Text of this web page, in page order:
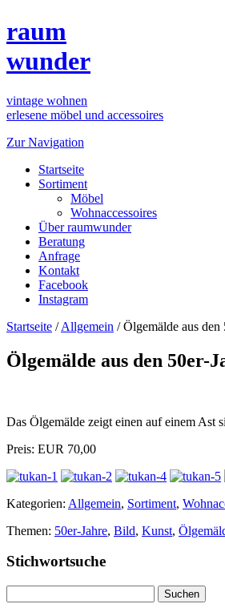
raum
wunder
vintage wohnen
erlesene möbel und accessoires
Zur Navigation
Startseite
Sortiment
Möbel
Wohnaccessoires
Über raumwunder
Beratung
Anfrage
Kontakt
Facebook
Instagram
Startseite /Allgemein /Ölgemälde aus den
Ölgemälde aus den 50er-
Das Ölgemälde zeigt einen auf einem Ast
Preis: EUR 70,00
Kategorien: Allgemein, Sortiment,
Themen: 50er-Jahre, Bild, Kunst,
Stichwortsuche
nach: